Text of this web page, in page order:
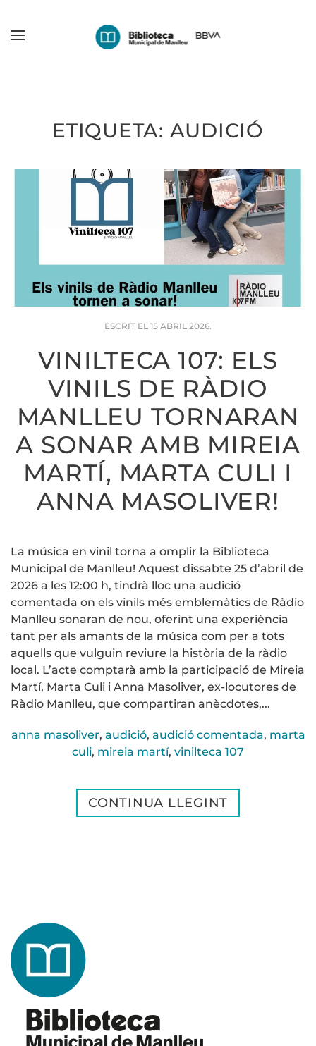
ETIQUETA: AUDICIÓ
ESCRIT EL 15 ABRIL 2026.
VINILTECA 107: ELS
VINILS DE RÀDIO
MANLLEU TORNARAN
A SONAR AMB MIREIA
MARTÍ, MARTA CULI I
ANNA MASOLIVER!
La música en vinil torna a omplir la Biblioteca
Municipal de Manlleu! Aquest dissabte 25 d’abril de
2026 a les 12:00 h, tindrà lloc una audició
comentada on els vinils més emblemàtics de Ràdio
Manlleu sonaran de nou, oferint una experiència
tant per als amants de la música com per a tots
aquells que vulguin reviure la història de la ràdio
local. L’acte comptarà amb la participació de Mireia
Martí, Marta Culi i Anna Masoliver, ex-locutores de
Ràdio Manlleu, que compartiran anècdotes,...
anna masoliver, audició, audició comentada, marta
culi, mireia martí, vinilteca 107
CONTINUA LLEGINT